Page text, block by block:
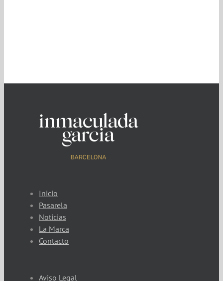
Inicio
Pasarela
Noticias
La Marca
Contacto
Aviso Legal